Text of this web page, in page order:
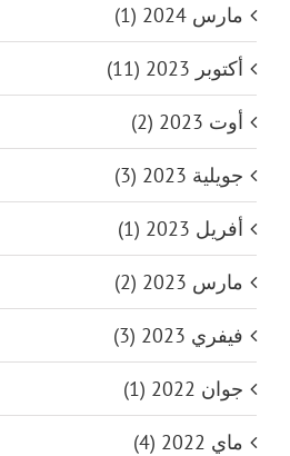
مارس 2024 (1)
أكتوبر 2023 (11)
أوت 2023 (2)
جويلية 2023 (3)
أفريل 2023 (1)
مارس 2023 (2)
فيفري 2023 (3)
جوان 2022 (1)
ماي 2022 (4)